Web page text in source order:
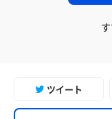
ツイート